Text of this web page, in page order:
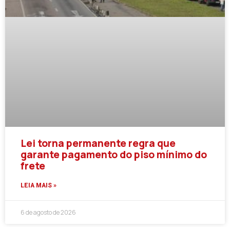
Lei torna permanente regra que
garante pagamento do piso mínimo do
frete
LEIA MAIS »
6 de agosto de 2026